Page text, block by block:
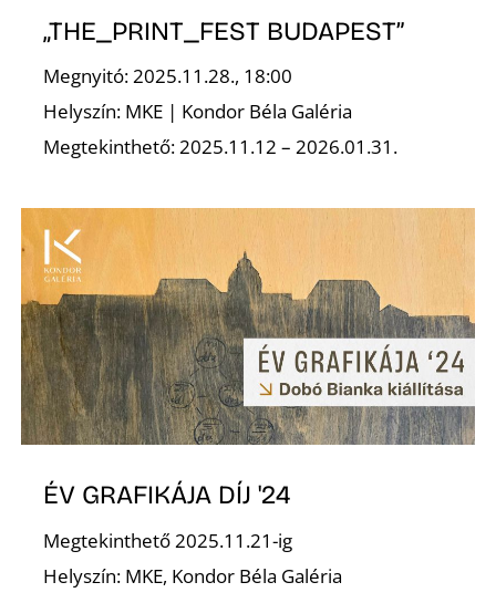
„THE_PRINT_FEST BUDAPEST”
Megnyitó: 2025.11.28., 18:00
Helyszín: MKE | Kondor Béla Galéria
Megtekinthető: 2025.11.12 – 2026.01.31.
ÉV GRAFIKÁJA DÍJ '24
Megtekinthető 2025.11.21-ig
Helyszín: MKE, Kondor Béla Galéria